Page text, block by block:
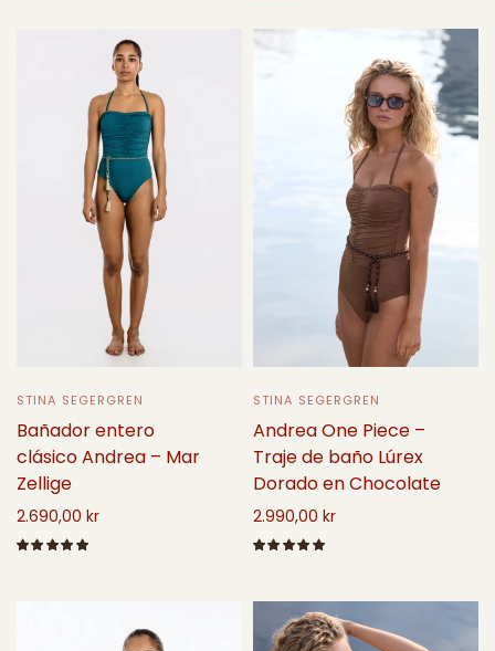
STINA SEGERGREN
Bañador entero
clásico Andrea – Mar
Zellige
2.690,00 kr
Seleccione opciones
STINA SEGERGREN
Andrea One Piece –
Traje de baño Lúrex
Dorado en Chocolate
2.990,00 kr
Seleccione opciones